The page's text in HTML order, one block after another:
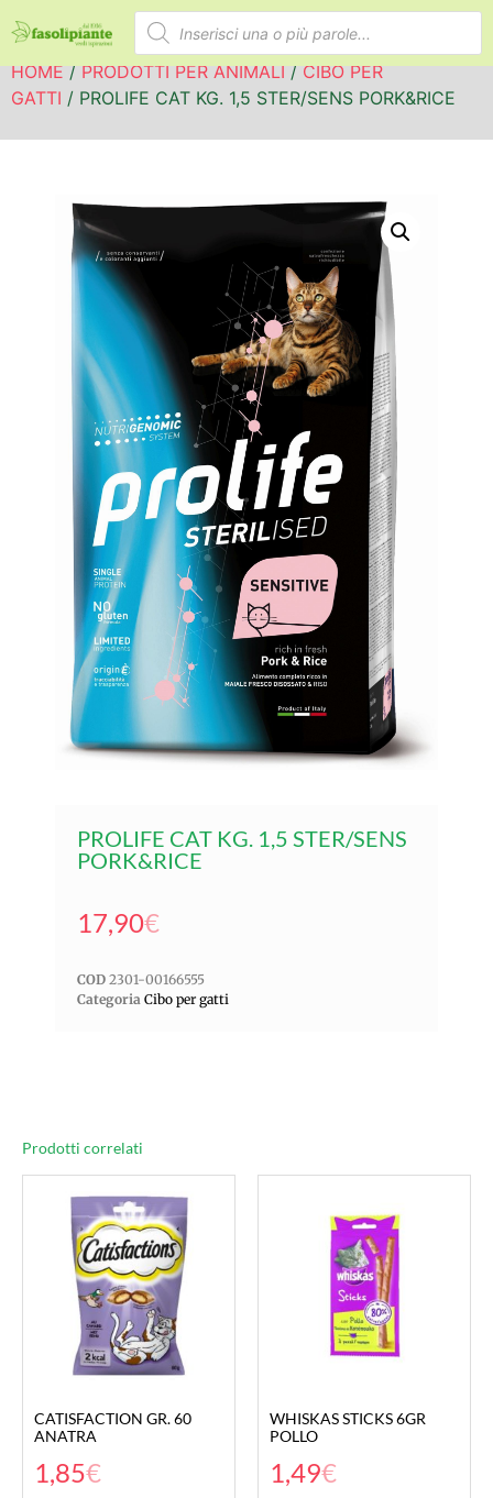
HOME/PRODOTTI PER ANIMALI/CIBO PER
GATTI / PROLIFE CAT KG. 1,5 STER/SENS PORK&RICE
PROLIFE CAT KG. 1,5 STER/SENS
PORK&RICE
17,90€
COD 2301-00166555
Categoria Cibo per gatti
Prodotti correlati
CATISFACTION GR. 60
ANATRA
1,85€
WHISKAS STICKS 6GR
POLLO
1,49€